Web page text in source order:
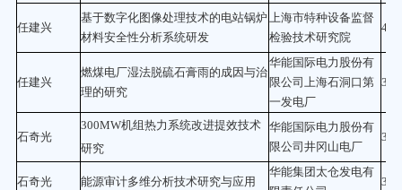
任建兴
基于数字化图像处理技术的电站锅炉
材料安全性分析系统研发
上海市特种设备监督
检验技术研究院
45.3
任建兴
燃煤电厂湿法脱硫石膏雨的成因与治
理的研究
华能国际电力股份有
限公司上海石洞口第
一发电厂
35
石奇光
300MW机组热力系统改进提效技术
研究
华能国际电力股份有
限公司井冈山电厂
30
石奇光 能源审计多维分析技术研究与应用
华能集团太仓发电有
30